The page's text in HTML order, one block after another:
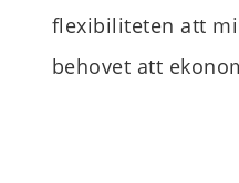
flexibiliteten att
behovet att